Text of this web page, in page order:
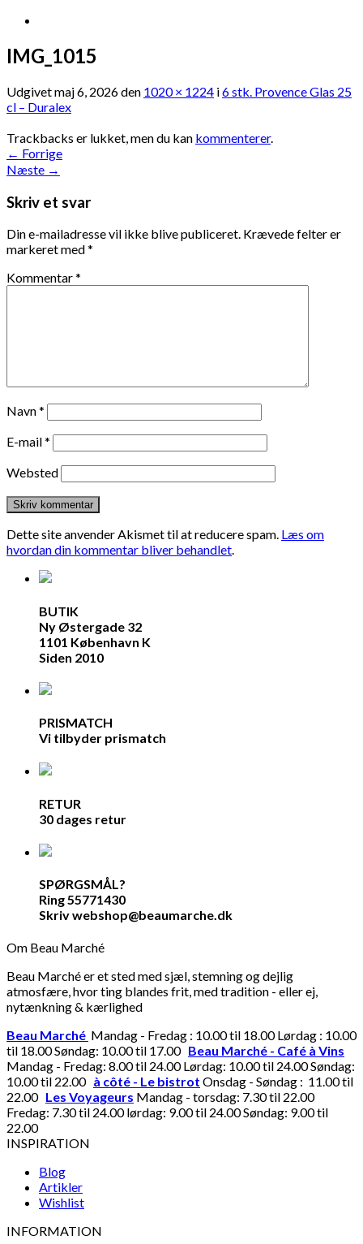
IMG_1015
Udgivetmaj 6, 2026den 1020 × 1224 i6 stk. Provence Glas 25
cl – Duralex
Trackbacks er lukket, men du kan kommenterer.
← Forrige
Næste →
Skriv et svar
Din e-mailadresse vil ikke blive publiceret. Krævede felter er
markeret med*
Kommentar*
Navn*
E-mail*
Websted
Dette site anvender Akismet til at reducere spam. Læs om
hvordan din kommentar bliver behandlet.
BUTIK
Ny Østergade 32
1101 København K
Siden 2010
PRISMATCH
Vi tilbyder prismatch
RETUR
30 dages retur
SPØRGSMÅL?
Ring 55771430
Skriv webshop@beaumarche.dk
Om Beau Marché
Beau Marché er et sted med sjæl, stemning og dejlig
atmosfære, hvor ting blandes frit, med tradition - eller ej,
nytænkning & kærlighed
Beau Marché Mandag - Fredag : 10.00 til 18.00 Lørdag : 10.00
til 18.00 Søndag: 10.00 til 17.00 Beau Marché - Café à Vins
Mandag - Fredag: 8.00 til 24.00 Lørdag: 10.00 til 24.00 Søndag:
10.00 til 22.00 à côté - Le bistrot Onsdag - Søndag : 11.00 til
22.00 Les Voyageurs Mandag - torsdag: 7.30 til 22.00
Fredag: 7.30 til 24.00 lørdag: 9.00 til 24.00 Søndag: 9.00 til
22.00
INSPIRATION
Blog
Artikler
Wishlist
INFORMATION